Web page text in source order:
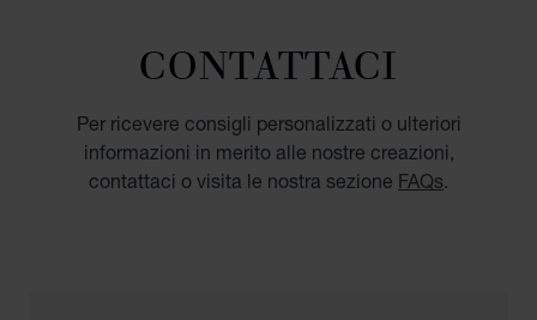
CONTATTACI
Per ricevere consigli personalizzati o ulteriori
informazioni in merito alle nostre creazioni,
contattaci o visita le nostra sezione FAQs.